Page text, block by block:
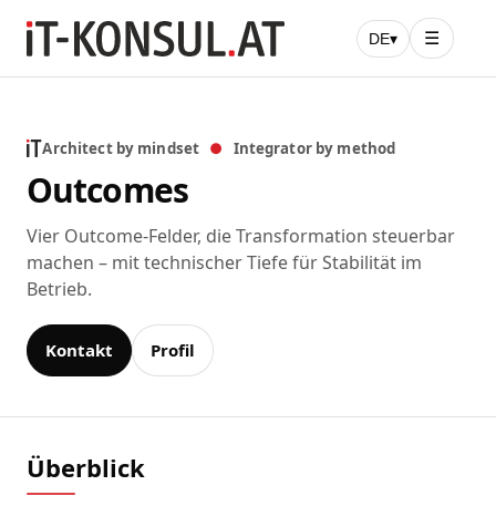
DE▾ ☰
Architect by mindset ● Integrator by method
Outcomes
Vier Outcome-Felder, die Transformation steuerbar
machen – mit technischer Tiefe für Stabilität im
Betrieb.
Kontakt Profil
Überblick